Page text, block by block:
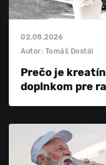
02.08.2026
Autor: Tomáš Dostál
Prečo je
doplnkom pre